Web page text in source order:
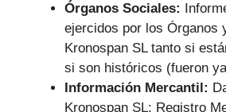
Órganos Sociales:
ejercidos por los Órganos
Kronospan SL tanto si
si son históricos (fueron
Información Mercantil:
Kronospan SL: Registro